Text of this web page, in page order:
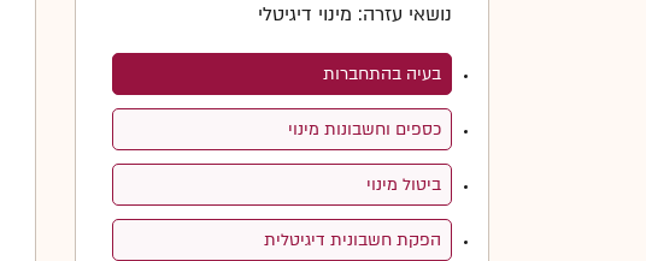
נושאי עזרה: מינוי דיגיטלי
בעיה בהתחברות
כספים וחשבונות מינוי
ביטול מינוי
הפקת חשבונית דיגיטלית